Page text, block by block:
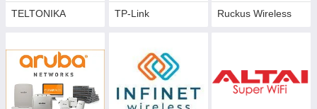
TELTONIKA TP-Link Ruckus Wireless